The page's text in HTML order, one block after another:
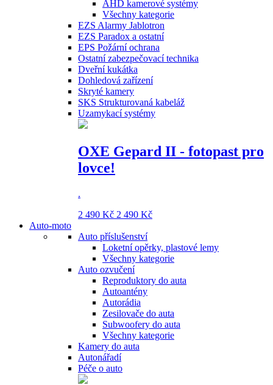
AHD kamerové systémy
Všechny kategorie
EZS Alarmy Jablotron
EZS Paradox a ostatní
EPS Požární ochrana
Ostatní zabezpečovací technika
Dveřní kukátka
Dohledová zařízení
Skryté kamery
SKS Strukturovaná kabeláž
Uzamykací systémy
OXE Gepard II - fotopast pro
lovce!
.
2 490 Kč 2 490 Kč
Auto-moto
Auto příslušenství
Loketní opěrky, plastové lemy
Všechny kategorie
Auto ozvučení
Reproduktory do auta
Autoantény
Autorádia
Zesilovače do auta
Subwoofery do auta
Všechny kategorie
Kamery do auta
Autonářadí
Péče o auto